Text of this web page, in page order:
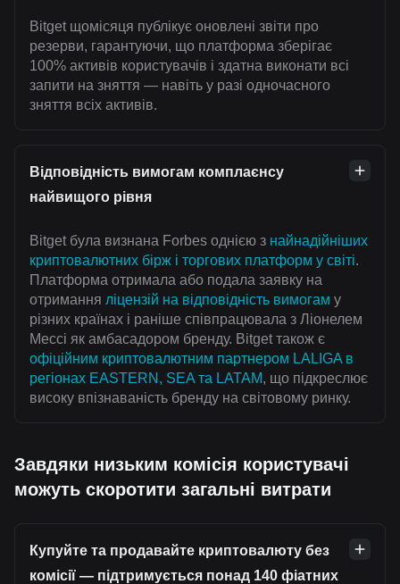
Bitget щомісяця публікує оновлені звіти про
резерви, гарантуючи, що платформа зберігає
100% активів користувачів і здатна виконати всі
запити на зняття — навіть у разі одночасного
зняття всіх активів.
Відповідність вимогам комплаєнсу
найвищого рівня
Bitget була визнана Forbes однією з найнадійніших
криптовалютних бірж і торгових платформ у світі.
Платформа отримала або подала заявку на
отримання ліцензій на відповідність вимогам у
різних країнах і раніше співпрацювала з Ліонелем
Мессі як амбасадором бренду. Bitget також є
офіційним криптовалютним партнером LALIGA в
регіонах EASTERN, SEA та LATAM, що підкреслює
високу впізнаваність бренду на світовому ринку.
Завдяки низьким комісія користувачі
можуть скоротити загальні витрати
Купуйте та продавайте криптовалюту без
комісії — підтримується понад 140 фіатних